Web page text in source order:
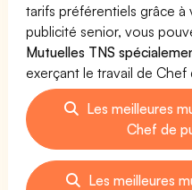
tarifs préférentiels grâce
publicité senior, vous
Mutuelles TNS
exerçant le travail de Chef
Les meilleures
Chef de
Les meilleures